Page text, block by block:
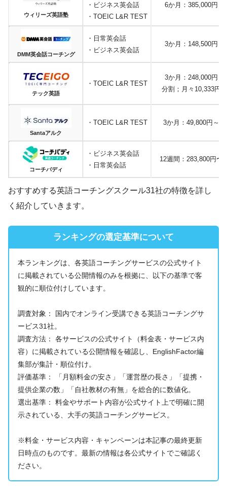
ウィリーズ英語塾
・ビジネス英会話
・TOEIC L&R TEST
6か月：385,000円
DMM英会話コーチング
・日常英会話
・ビジネス英会話
3か月：148,500円
テック英語
・TOEIC L&R TEST
3か月：248,000円
分割；月々10,333円
Santaアルク
・TOEIC L&R TEST 3か月：49,800円～
コーチバディ
・ビジネス英会話
・日常英会話
12週間：283,800円〜
おすすめする英語コーチングスクール31社の特徴を詳し
く紹介していきます。
ランキングの選定基準について
本ランキングは、各英語コーチングサービスの公式サイト
に掲載されている公開情報のみを根拠に、以下の基準で客
観的に順位付けしています。
調査対象： 国内でオンライン受講できる英語コーチングサ
ービス31社。
調査方法： 各サービスの公式サイト（料金表・サービス内
容）に掲載されている公開情報を確認し、EnglishFactor編
集部が集計・順位付け。
評価基準： 「月額料金の安さ」「運営歴の長さ」「提携・
提供企業の数」「自社教材の有無」を総合的に数値化。
選出基準： 料金やサポート内容が公式サイト上で明確に開
示されている、大手の英語コーチングサービス。
※料金・サービス内容・キャンペーンは本記事の最終更新
日時点のものです。最新の情報は各公式サイトでご確認く
ださい。